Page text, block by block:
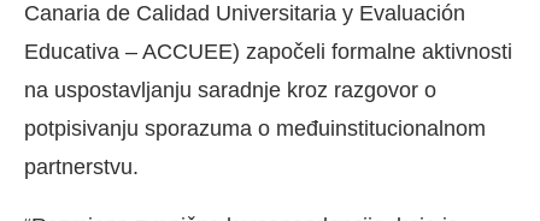
Canaria de Calidad Universitaria y Evaluación
Educativa – ACCUEE) započeli formalne aktivnosti
na uspostavljanju saradnje kroz razgovor o
potpisivanju sporazuma o međuinstitucionalnom
partnerstvu.